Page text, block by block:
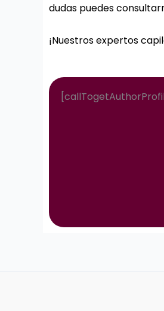
dudas puedes
¡Nuestros expertos